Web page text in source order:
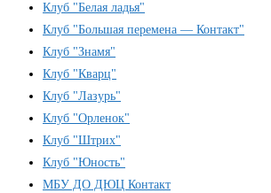
снег
Клуб "Белая ладья"
Клуб "Большая перемена — Контакт"
Клуб "Знамя"
Клуб "Кварц"
Клуб "Лазурь"
Клуб "Орленок"
Клуб "Штрих"
Клуб "Юность"
МБУ ДО ДЮЦ Контакт